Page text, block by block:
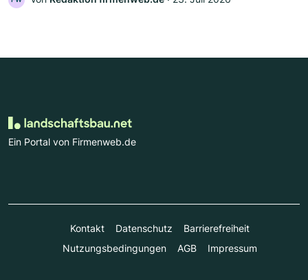
Ein Portal von Firmenweb.de
Kontakt Datenschutz
Barrierefreiheit
Nutzungsbedingungen
AGB Impressum